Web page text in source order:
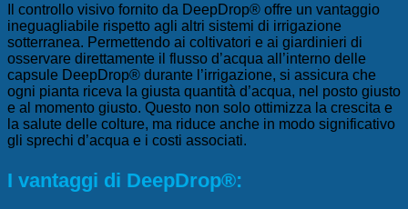
Il controllo visivo fornito da DeepDrop® offre un vantaggio
ineguagliabile rispetto agli altri sistemi di irrigazione
sotterranea. Permettendo ai coltivatori e ai giardinieri di
osservare direttamente il flusso d’acqua all’interno delle
capsule DeepDrop® durante l’irrigazione, si assicura che
ogni pianta riceva la giusta quantità d’acqua, nel posto giusto
e al momento giusto. Questo non solo ottimizza la crescita e
la salute delle colture, ma riduce anche in modo significativo
gli sprechi d’acqua e i costi associati.
I vantaggi di DeepDrop®: